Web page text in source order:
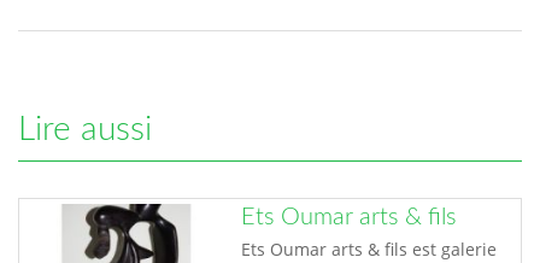
Lire aussi
Ets Oumar arts & fils
Ets Oumar arts & fils est galerie